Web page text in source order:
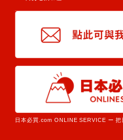
日本必買.com ONLINE SERVICE ー 把